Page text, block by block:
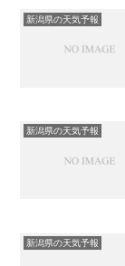
新潟県の天気予報
新潟県の天気予報
新潟県の天気予報